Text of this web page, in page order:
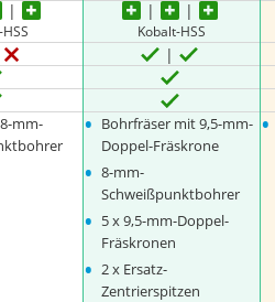
Kobalt-HSS
mm-
• Bohrfräser mit 9,5-mm-
Doppel-Fräskrone
• 8-mm-
Schweißpunktbohrer
• 5 x 9,5-mm-Doppel-
Fräskronen
• 2 x Ersatz-
Zentrierspitzen
•